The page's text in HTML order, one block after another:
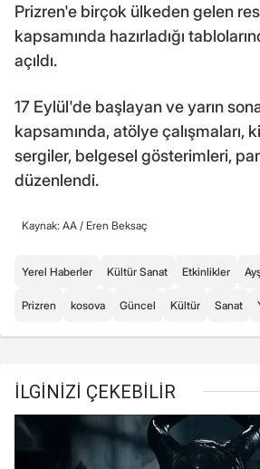
Prizren'e birçok ülkeden gelen
kapsamında hazırladığı
açıldı.
17 Eylül'de başlayan ve yarın
kapsamında, atölye çalışmaları,
sergiler, belgesel gösterimleri,
düzenlendi.
Kaynak: AA / Eren Beksaç
Yerel Haberler Kültür Sanat Etkinlikler
Prizren kosova Güncel Kültür Sanat